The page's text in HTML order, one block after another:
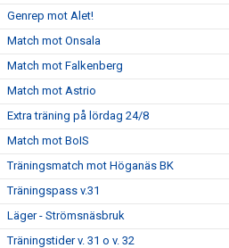
Genrep mot Alet!
Match mot Onsala
Match mot Falkenberg
Match mot Astrio
Extra träning på lördag 24/8
Match mot BoIS
Träningsmatch mot Höganäs BK
Träningspass v.31
Läger - Strömsnäsbruk
Träningstider v. 31 o v. 32